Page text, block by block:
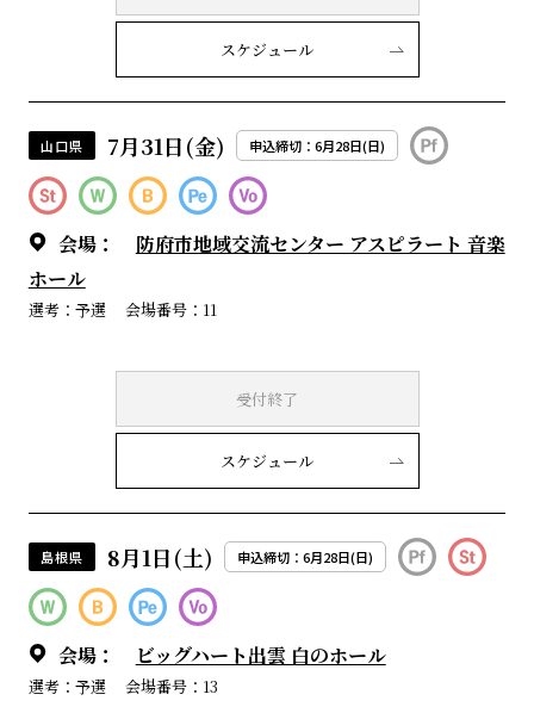
スケジュール
山口県 7月31日(金) 申込締切：6月28日(日)
会場：
防府市地域交流センター アスピラート 音楽
ホール
選考：予選 会場番号：11
受付終了
スケジュール
島根県 8月1日(土) 申込締切：6月28日(日)
会場： ビッグハート出雲 白のホール
選考：予選 会場番号：13